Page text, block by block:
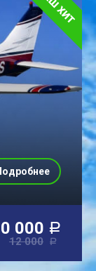
000 a
12 000 a